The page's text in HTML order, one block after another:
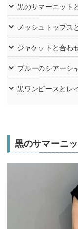
黒のサマーニット
メッシュトップス
ジャケットと合わ
ブルーのシアーシ
黒ワンピースとレ
黒のサマーニ